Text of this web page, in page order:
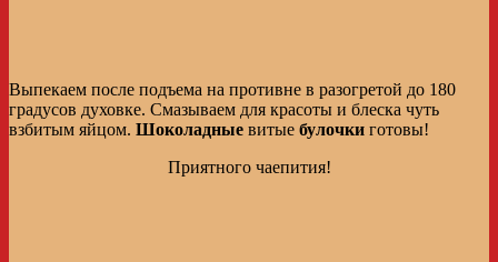
Выпекаем после подъема на противне в разогретой до 180
градусов духовке. Смазываем для красоты и блеска чуть
взбитым яйцом. Шоколадные витые булочки готовы!
Приятного чаепития!